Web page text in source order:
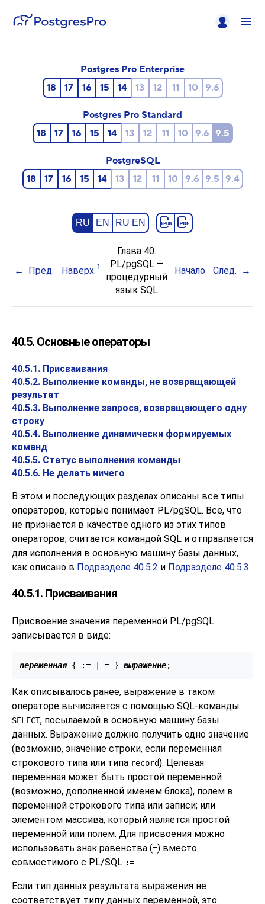
Postgres Pro Enterprise
18
17 16 15 14 13 12 11 10 9.6
Postgres Pro Standard
18
17 16 15 14 13 12 11 10 9.6 9.5
PostgreSQL
18
17 16 15 14 13 12 11 10 9.6 9.5 9.4
RU EN RU EN
Пред. Наверх
Глава 40.
PL/pgSQL—
процедурный
язык SQL
Начало След.
40.5. Основные операторы
40.5.1. Присваивания
40.5.2. Выполнение команды, не возвращающей
результат
40.5.3. Выполнение запроса, возвращающего одну
строку
40.5.4. Выполнение динамически формируемых
команд
40.5.5. Статус выполнения команды
40.5.6. Не делать ничего
В этом и последующих разделах описаны все типы
операторов, которые понимает PL/pgSQL. Все, что
не признается в качестве одного из этих типов
операторов, считается командой SQL и отправляется
для исполнения в основную машину базы данных,
как описано в Подразделе 40.5.2 и Подразделе 40.5.3.
40.5.1. Присваивания
Присвоение значения переменной PL/pgSQL
записывается в виде:
переменная { := | = } выражение
Как описывалось ранее, выражение в таком
операторе вычисляется с помощью SQL-команды
SELECT, посылаемой в основную машину базы
данных. Выражение должно получить одно значение
(возможно, значение строки, если переменная
строкового типа или типа record). Целевая
переменная может быть простой переменной
(возможно, дополненной именем блока), полем в
переменной строкового типа или записи; или
элементом массива, который является простой
переменной или полем. Для присвоения можно
использовать знак равенства (=) вместо
совместимого с PL/SQL :=.
Если тип данных результата выражения не
соответствует типу данных переменной, это